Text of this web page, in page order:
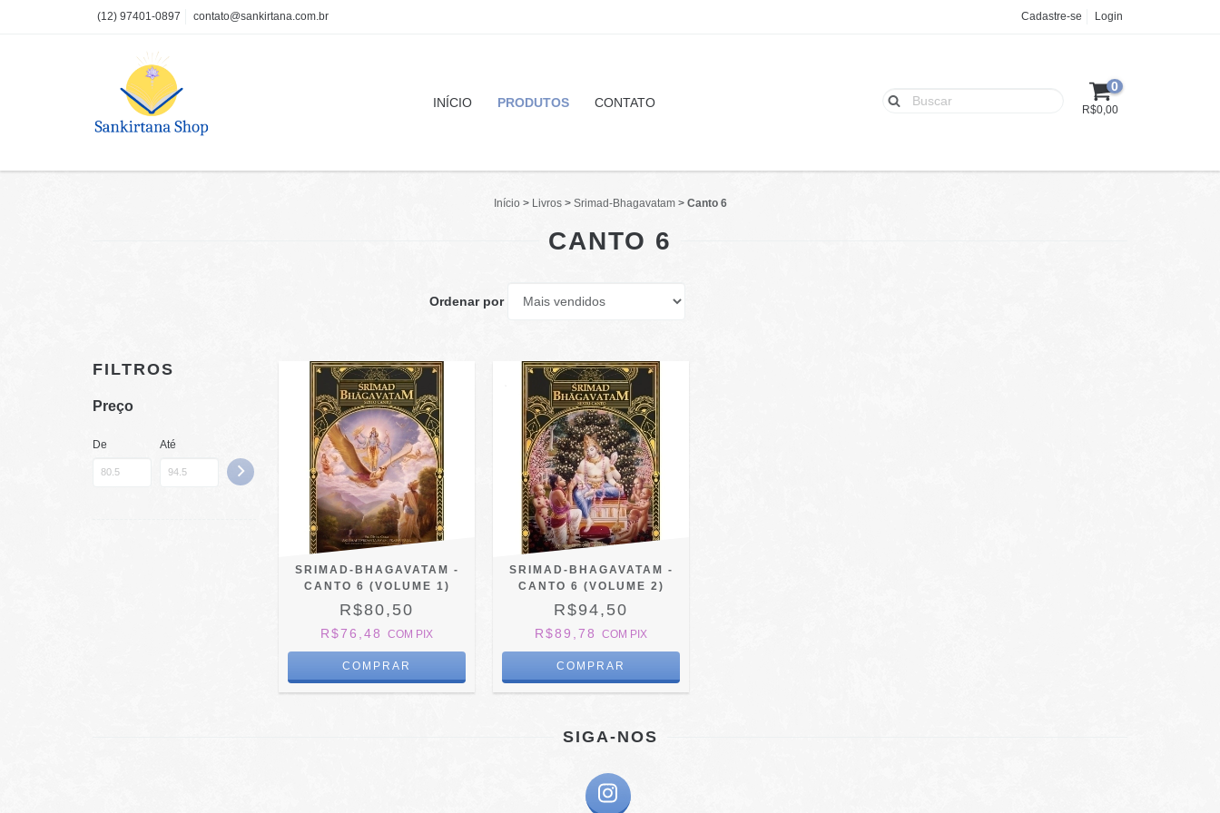
(12) 97401-0897 contato@sankirtana.com.br Cadastre-se Login
INÍCIO PRODUTOS CONTATO
0
R$0,00
Início > Livros > Srimad-Bhagavatam > Canto 6
CANTO 6
Ordenar por
FILTROS
Preço
De Até
SRIMAD-BHAGAVATAM -
CANTO 6 (VOLUME 1)
R$80,50
R$76,48COM PIX
SRIMAD-BHAGAVATAM -
CANTO 6 (VOLUME 2)
R$94,50
R$89,78COM PIX
SIGA-NOS